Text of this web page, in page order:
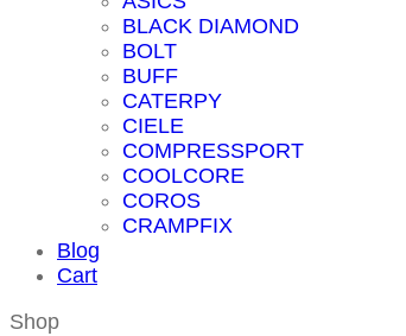
BLACK DIAMOND
BOLT
BUFF
CATERPY
CIELE
COMPRESSPORT
COOLCORE
COROS
CRAMPFIX
Blog
Cart
Shop